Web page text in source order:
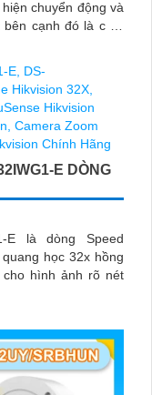
chuyển động và
cạnh đó là c và
E DÒNG
E là dòng Speed
học 32x hồng
cho hình ảnh rõ nét